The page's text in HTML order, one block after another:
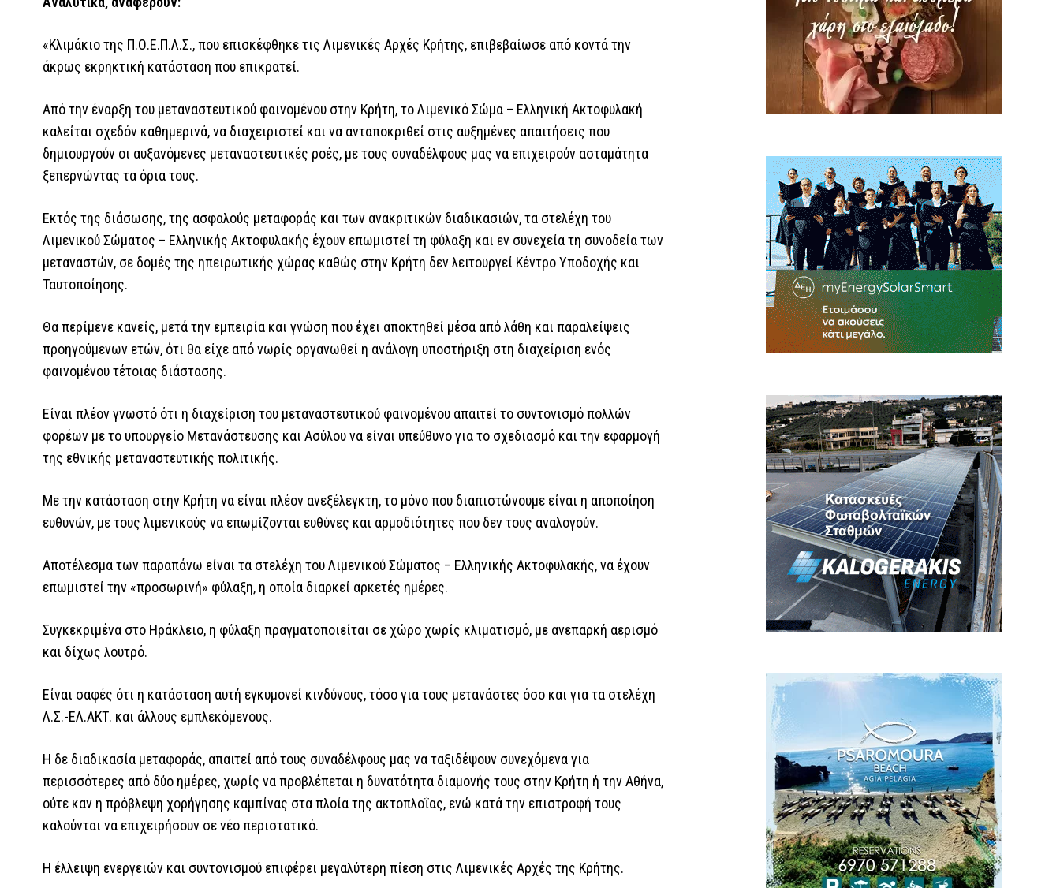
«Κλιμάκιο της Π.Ο.Ε.Π.Λ.Σ., που επισκέφθηκε τις Λιμενικές Αρχές Κρήτης, επιβεβαίωσε από κοντά την
άκρως εκρηκτική κατάσταση που επικρατεί.
Από την έναρξη του μεταναστευτικού φαινομένου στην Κρήτη, το Λιμενικό Σώμα – Ελληνική Ακτοφυλακή
καλείται σχεδόν καθημερινά, να διαχειριστεί και να ανταποκριθεί στις αυξημένες απαιτήσεις που
δημιουργούν οι αυξανόμενες μεταναστευτικές ροές, με τους συναδέλφους μας να επιχειρούν ασταμάτητα
ξεπερνώντας τα όρια τους.
Εκτός της διάσωσης, της ασφαλούς μεταφοράς και των ανακριτικών διαδικασιών, τα στελέχη του
Λιμενικού Σώματος – Ελληνικής Ακτοφυλακής έχουν επωμιστεί τη φύλαξη και εν συνεχεία τη συνοδεία των
μεταναστών, σε δομές της ηπειρωτικής χώρας καθώς στην Κρήτη δεν λειτουργεί Κέντρο Υποδοχής και
Ταυτοποίησης.
Θα περίμενε κανείς, μετά την εμπειρία και γνώση που έχει αποκτηθεί μέσα από λάθη και παραλείψεις
προηγούμενων ετών, ότι θα είχε από νωρίς οργανωθεί η ανάλογη υποστήριξη στη διαχείριση ενός
φαινομένου τέτοιας διάστασης.
Είναι πλέον γνωστό ότι η διαχείριση του μεταναστευτικού φαινομένου απαιτεί το συντονισμό πολλών
φορέων με το υπουργείο Μετανάστευσης και Ασύλου να είναι υπεύθυνο για το σχεδιασμό και την εφαρμογή
της εθνικής μεταναστευτικής πολιτικής.
Με την κατάσταση στην Κρήτη να είναι πλέον ανεξέλεγκτη, το μόνο που διαπιστώνουμε είναι η αποποίηση
ευθυνών, με τους λιμενικούς να επωμίζονται ευθύνες και αρμοδιότητες που δεν τους αναλογούν.
Αποτέλεσμα των παραπάνω είναι τα στελέχη του Λιμενικού Σώματος – Ελληνικής Ακτοφυλακής, να έχουν
επωμιστεί την «προσωρινή» φύλαξη, η οποία διαρκεί αρκετές ημέρες.
Συγκεκριμένα στο Ηράκλειο, η φύλαξη πραγματοποιείται σε χώρο χωρίς κλιματισμό, με ανεπαρκή αερισμό
και δίχως λουτρό.
Είναι σαφές ότι η κατάσταση αυτή εγκυμονεί κινδύνους, τόσο για τους μετανάστες όσο και για τα στελέχη
Λ.Σ.-ΕΛ.ΑΚΤ. και άλλους εμπλεκόμενους.
Η δε διαδικασία μεταφοράς, απαιτεί από τους συναδέλφους μας να ταξιδέψουν συνεχόμενα για
περισσότερες από δύο ημέρες, χωρίς να προβλέπεται η δυνατότητα διαμονής τους στην Κρήτη ή την Αθήνα,
ούτε καν η πρόβλεψη χορήγησης καμπίνας στα πλοία της ακτοπλοΐας, ενώ κατά την επιστροφή τους
καλούνται να επιχειρήσουν σε νέο περιστατικό.
Η έλλειψη ενεργειών και συντονισμού επιφέρει μεγαλύτερη πίεση στις Λιμενικές Αρχές της Κρήτης.